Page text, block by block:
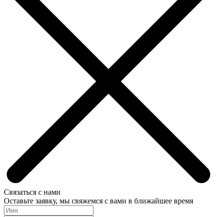
Связаться с нами
Оставьте заявку, мы свяжемся с вами в ближайшее время